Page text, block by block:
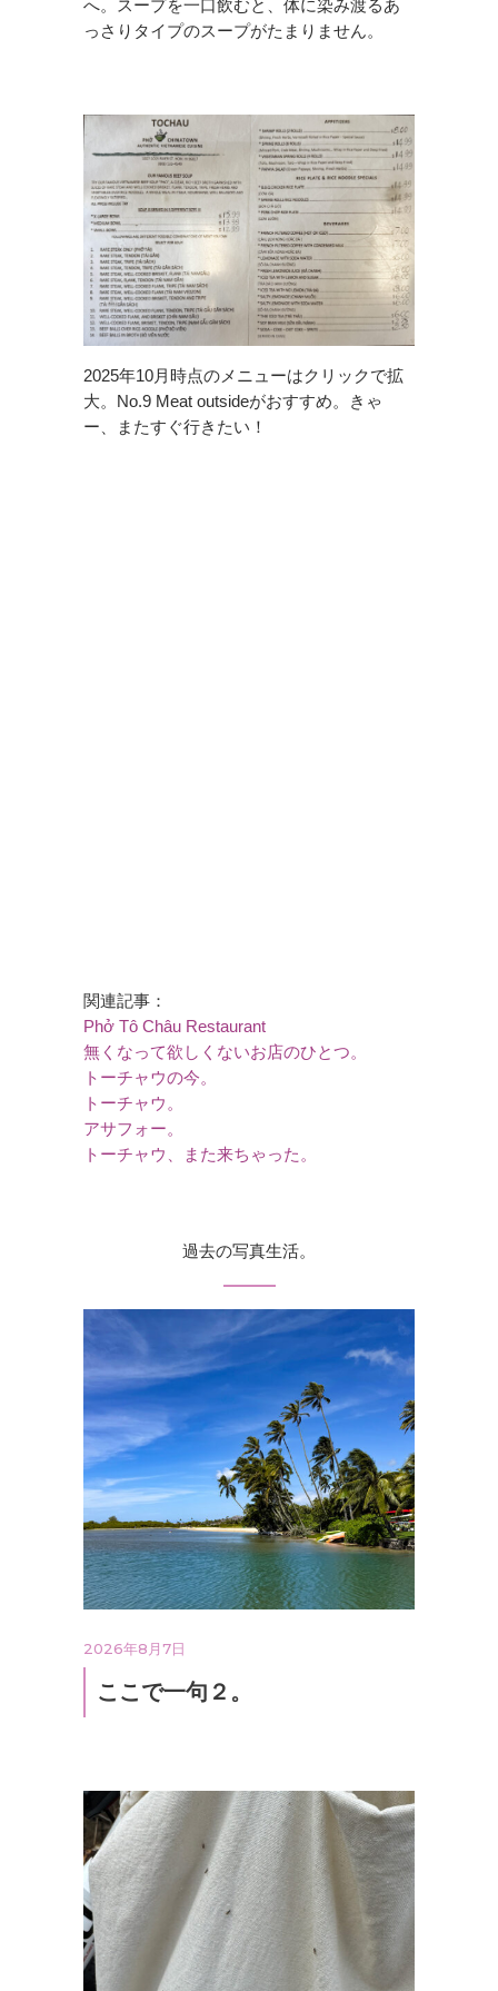
へ。スープを一口飲むと、体に染み渡るあ
っさりタイプのスープがたまりません。
2025年10月時点のメニューはクリックで拡
大。No.9 Meat outsideがおすすめ。きゃ
ー、またすぐ行きたい！
関連記事：
Phở Tô Châu Restaurant
無くなって欲しくないお店のひとつ。
トーチャウの今。
トーチャウ。
アサフォー。
トーチャウ、また来ちゃった。
過去の写真生活。
2026年8月7日
ここで一句２。